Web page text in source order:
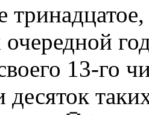
очередной
13-го